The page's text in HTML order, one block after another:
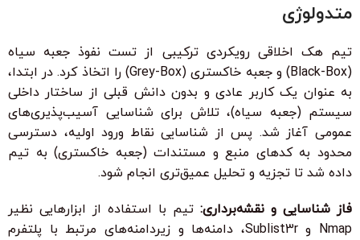
متدولوژی
تیم هک اخلاقی رویکردی ترکیبی از تست نفوذ جعبه سیاه
(Black-Box) و جعبه خاکستری (Grey-Box) را اتخاذ کرد. در ابتدا،
به عنوان یک کاربر عادی و بدون دانش قبلی از ساختار داخلی
سیستم (جعبه سیاه)، تلاش برای شناسایی آسیب‌پذیری‌های
عمومی آغاز شد. پس از شناسایی نقاط ورود اولیه، دسترسی
محدود به کدهای منبع و مستندات (جعبه خاکستری) به تیم
داده شد تا تجزیه و تحلیل عمیق‌تری انجام شود.
فاز شناسایی و نقشه‌برداری: تیم با استفاده از ابزارهایی نظیر
Nmap و Sublist3r، دامنه‌ها و زیردامنه‌های مرتبط با پلتفرم